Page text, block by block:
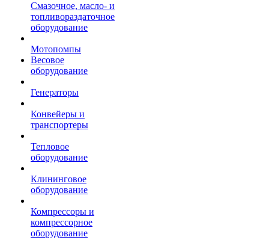
Смазочное, масло- и
топливораздаточное
оборудование
Мотопомпы
Весовое
оборудование
Генераторы
Конвейеры и
транспортеры
Тепловое
оборудование
Клининговое
оборудование
Компрессоры и
компрессорное
оборудование